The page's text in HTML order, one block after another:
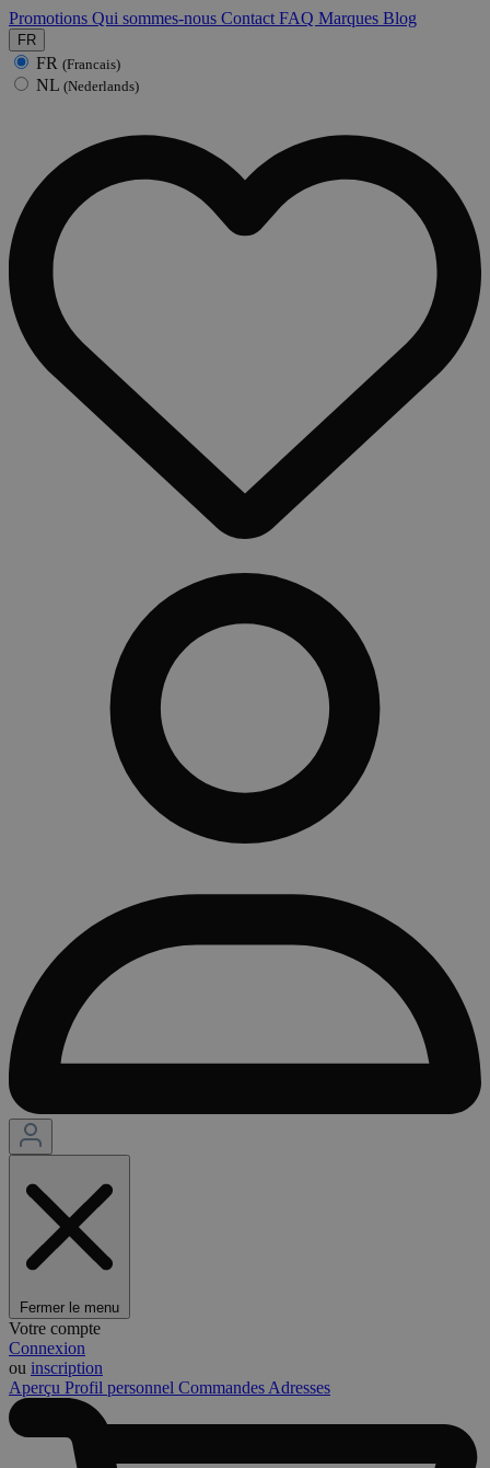
Promotions Qui sommes-nous Contact FAQ Marques Blog
FR
FR (Francais)
NL (Nederlands)
Fermer le menu
Votre compte
Connexion
ou inscription
Aperçu Profil personnel Commandes Adresses